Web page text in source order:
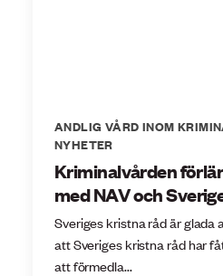
ANDLIG VÅRD INOM
NYHETER
Kriminalvården
med NAV och
Sveriges kristna råd är glada
att Sveriges kristna råd har
att förmedla...